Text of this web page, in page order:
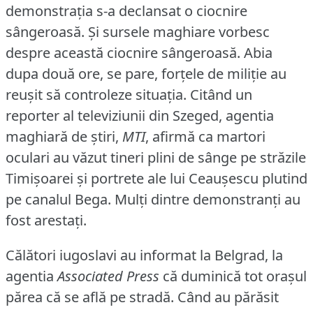
demonstraţia s-a declansat o ciocnire
sângeroasă. Şi sursele maghiare vorbesc
despre această ciocnire sângeroasă. Abia
dupa două ore, se pare, forţele de miliţie au
reuşit să controleze situaţia. Citând un
reporter al televiziunii din Szeged, agentia
maghiară de ştiri, MTI, afirmă ca martori
oculari au văzut tineri plini de sânge pe străzile
Timişoarei şi portrete ale lui Ceauşescu plutind
pe canalul Bega. Mulţi dintre demonstranţi au
fost arestaţi.
Călători iugoslavi au informat la Belgrad, la
agentiaAssociated Press că duminică tot oraşul
părea că se află pe stradă. Când au părăsit